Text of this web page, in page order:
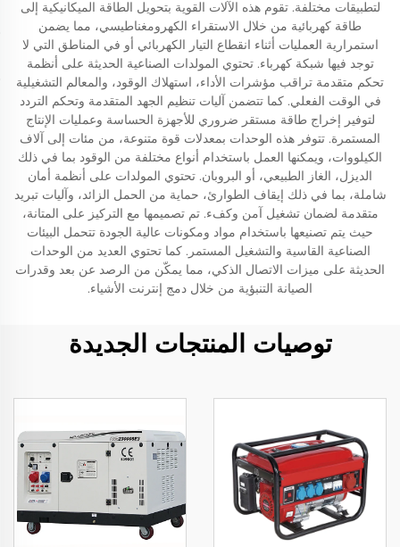
لتطبيقات مختلفة. تقوم هذه الآلات القوية بتحويل الطاقة الميكانيكية إلى
طاقة كهربائية من خلال الاستقراء الكهرومغناطيسي، مما يضمن
استمرارية العمليات أثناء انقطاع التيار الكهربائي أو في المناطق التي لا
توجد فيها شبكة كهرباء. تحتوي المولدات الصناعية الحديثة على أنظمة
تحكم متقدمة تراقب مؤشرات الأداء، استهلاك الوقود، والمعالم التشغيلية
في الوقت الفعلي. كما تتضمن آليات تنظيم الجهد المتقدمة وتحكم التردد
لتوفير إخراج طاقة مستقر ضروري للأجهزة الحساسة وعمليات الإنتاج
المستمرة. تتوفر هذه الوحدات بمعدلات قوة متنوعة، من مئات إلى آلاف
الكيلووات، ويمكنها العمل باستخدام أنواع مختلفة من الوقود بما في ذلك
الديزل، الغاز الطبيعي، أو البروبان. تحتوي المولدات على أنظمة أمان
شاملة، بما في ذلك إيقاف الطوارئ، حماية من الحمل الزائد، وآليات تبريد
متقدمة لضمان تشغيل آمن وكفء. تم تصميمها مع التركيز على المتانة،
حيث يتم تصنيعها باستخدام مواد ومكونات عالية الجودة تتحمل البيئات
الصناعية القاسية والتشغيل المستمر. كما تحتوي العديد من الوحدات
الحديثة على ميزات الاتصال الذكي، مما يمكّن من الرصد عن بعد وقدرات
الصيانة التنبؤية من خلال دمج إنترنت الأشياء.
توصيات المنتجات الجديدة